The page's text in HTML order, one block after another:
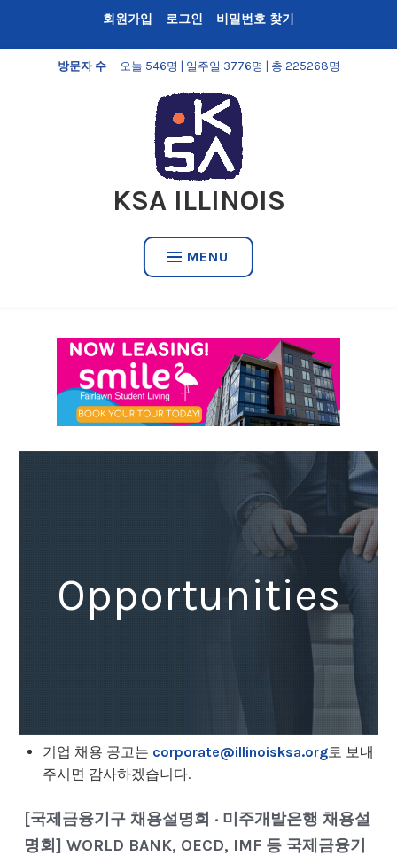
content
회원가입 로그인 비밀번호 찾기
방문자 수— 오늘 546명 | 일주일 3776명 | 총 225268명
KSA ILLINOIS
MENU
Opportunities
기업 채용 공고는 corporate@illinoisksa.org로 보내
주시면 감사하겠습니다.
[국제금융기구 채용설명회 · 미주개발은행 채용설
명회] WORLD BANK, OECD, IMF 등 국제금융기